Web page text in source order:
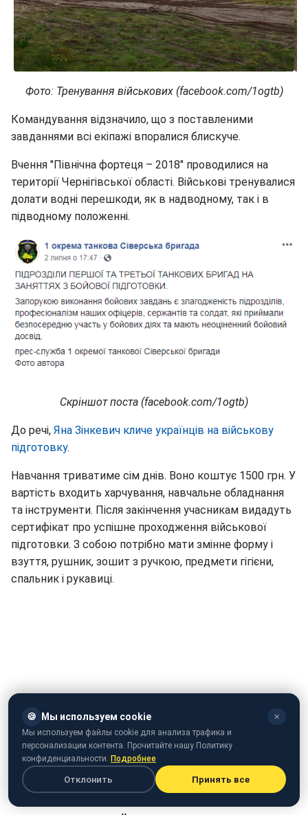
Фото: Тренування військових (facebook.com/1ogtb)
Командування відзначило, що з поставленими
завданнями всі екіпажі впоралися блискуче.
Вчення "Північна фортеця – 2018" проводилися на
території Чернігівської області. Військові тренувалися
долати водні перешкоди, як в надводному, так і в
підводному положенні.
Скріншот поста (facebook.com/1ogtb)
До речі, Яна Зінкевич кличе українців на військову
підготовку.
Навчання триватиме сім днів. Воно коштує 1500 грн. У
вартість входить харчування, навчальне обладнання
та інструменти. Після закінчення учасникам видадуть
сертифікат про успішне проходження військової
підготовки. З собою потрібно мати змінне форму і
взуття, рушник, зошит з ручкою, предмети гігієни,
спальник і рукавиці.
Герої, загиблі в червні 2018
🍪 Мы используем cookie ✕
Мы используем файлы cookie для анализа трафика и
персонализации контента. Прочитайте нашу Политику
конфиденциальности. Подробнее
Отклонить Принять все